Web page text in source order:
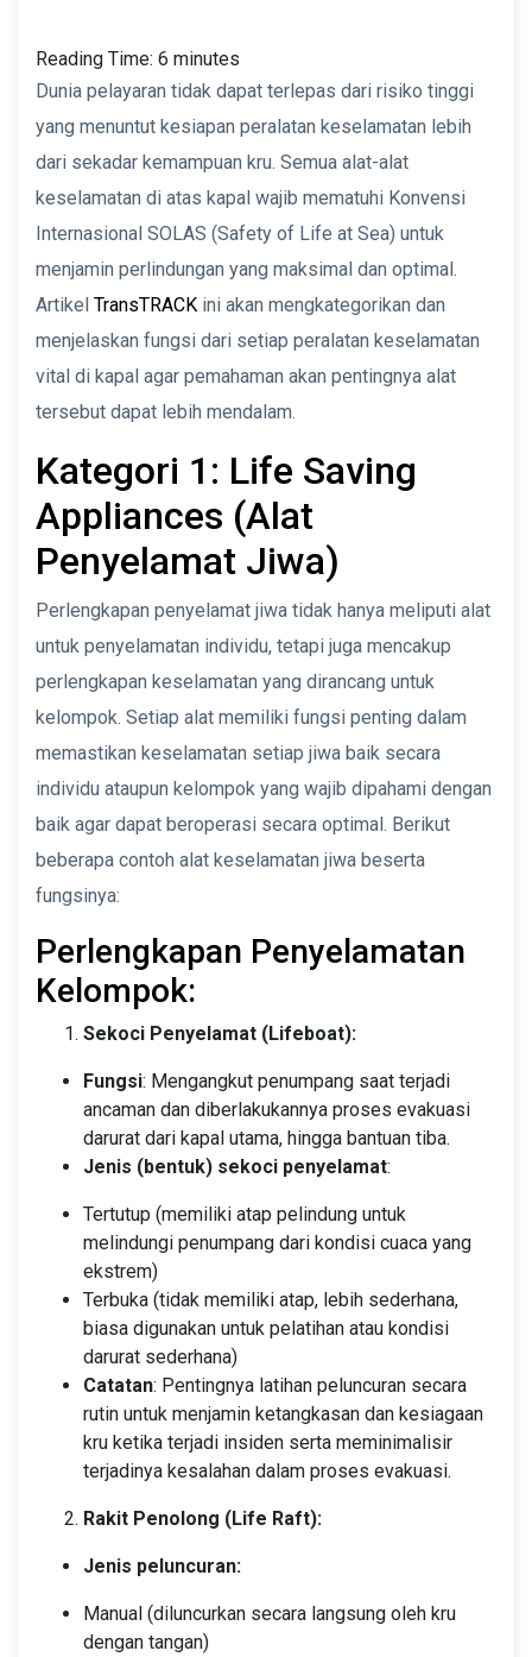
Reading Time: 6 minutes
Dunia pelayaran tidak dapat terlepas dari risiko tinggi
yang menuntut kesiapan peralatan keselamatan lebih
dari sekadar kemampuan kru. Semua alat-alat
keselamatan di atas kapal wajib mematuhi Konvensi
Internasional SOLAS (Safety of Life at Sea) untuk
menjamin perlindungan yang maksimal dan optimal.
Artikel TransTRACK ini akan mengkategorikan dan
menjelaskan fungsi dari setiap peralatan keselamatan
vital di kapal agar pemahaman akan pentingnya alat
tersebut dapat lebih mendalam.
Kategori 1: Life Saving
Appliances (Alat
Penyelamat Jiwa)
Perlengkapan penyelamat jiwa tidak hanya meliputi alat
untuk penyelamatan individu, tetapi juga mencakup
perlengkapan keselamatan yang dirancang untuk
kelompok. Setiap alat memiliki fungsi penting dalam
memastikan keselamatan setiap jiwa baik secara
individu ataupun kelompok yang wajib dipahami dengan
baik agar dapat beroperasi secara optimal. Berikut
beberapa contoh alat keselamatan jiwa beserta
fungsinya:
Perlengkapan Penyelamatan
Kelompok:
Sekoci Penyelamat (Lifeboat):
Fungsi: Mengangkut penumpang saat terjadi
ancaman dan diberlakukannya proses evakuasi
darurat dari kapal utama, hingga bantuan tiba.
Jenis (bentuk) sekoci penyelamat:
Tertutup (memiliki atap pelindung untuk
melindungi penumpang dari kondisi cuaca yang
ekstrem)
Terbuka (tidak memiliki atap, lebih sederhana,
biasa digunakan untuk pelatihan atau kondisi
darurat sederhana)
Catatan: Pentingnya latihan peluncuran secara
rutin untuk menjamin ketangkasan dan kesiagaan
kru ketika terjadi insiden serta meminimalisir
terjadinya kesalahan dalam proses evakuasi.
Rakit Penolong (Life Raft):
Jenis peluncuran:
Manual (diluncurkan secara langsung oleh kru
dengan tangan)